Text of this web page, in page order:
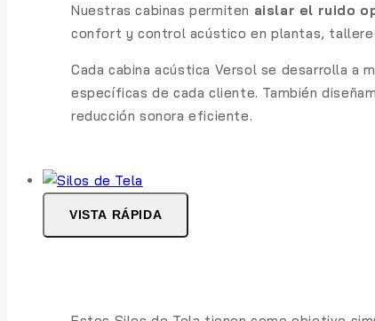
Nuestras cabinas permiten aislar el ruido
confort y control acústico en plantas,
Cada cabina acústica Versol se desarrolla a
específicas de cada cliente. También
reducción sonora eficiente.
VISTA RÁPIDA